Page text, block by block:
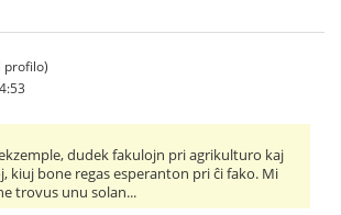
profilo)
dudek fakulojn pri agrikulturo kaj
kiuj bone regas esperanton pri ĉi fako. Mi
trovus unu solan...